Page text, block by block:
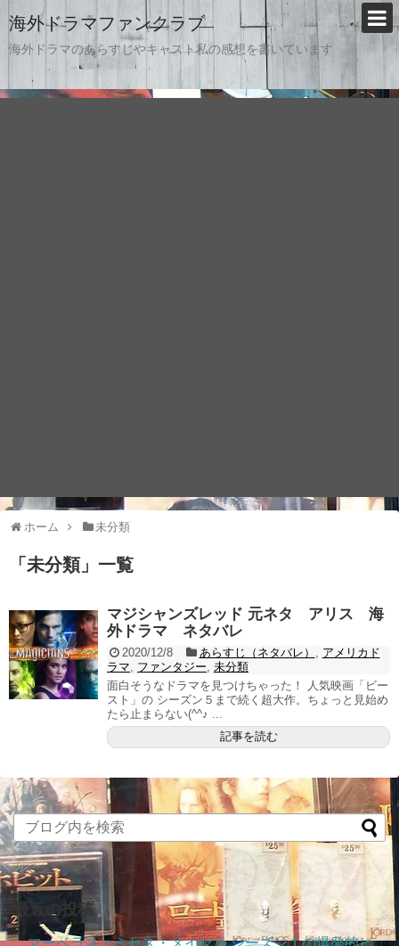
海外ドラマファンクラブ
海外ドラマのあらすじやキャスト私の感想を書いています
ホーム 未分類
「 未分類」 一覧
マジシャンズレッド 元ネタ アリス 海
外ドラマ ネタバレ
2020/12/8 あらすじ（ネタバレ） , アメリカド
ラマ, ファンタジー, 未分類
面白そうなドラマを見つけちゃった！ 人気映画「ビー
スト」の シーズン５まで続く超大作。ちょっと見始め
たら止まらない(^^♪ ...
記事を読む
最近の投稿